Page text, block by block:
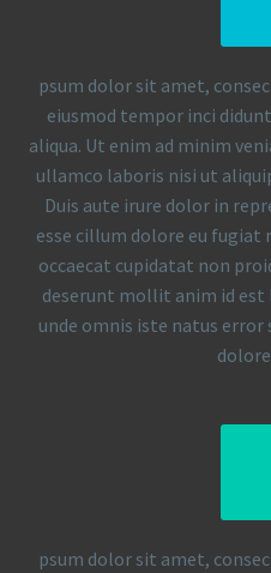
psum dolor sit amet,
eiusmod tempor inci
aliqua. Ut enim ad minim
ullamco laboris nisi ut
Duis aute irure dolor in
esse cillum dolore eu fugiat
occaecat cupidatat non
deserunt mollit anim id est
unde omnis iste natus
psum dolor sit amet,